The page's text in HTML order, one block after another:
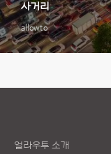
allowto
사거리
얼라우투 소개